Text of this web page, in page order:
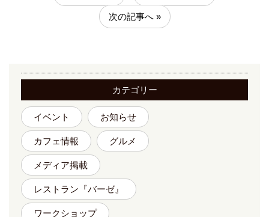
次の記事へ »
カテゴリー
イベント お知らせ
カフェ情報 グルメ
メディア掲載
レストラン『バーゼ』
ワークショップ